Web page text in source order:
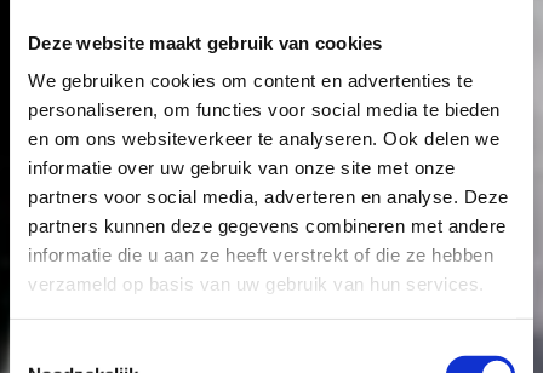
Deze website maakt gebruik van cookies
We gebruiken cookies om content en advertenties te
personaliseren, om functies voor social media te bieden
en om ons websiteverkeer te analyseren. Ook delen we
informatie over uw gebruik van onze site met onze
partners voor social media, adverteren en analyse. Deze
partners kunnen deze gegevens combineren met andere
informatie die u aan ze heeft verstrekt of die ze hebben
verzameld op basis van uw gebruik van hun services.
Toestemmingsselectie